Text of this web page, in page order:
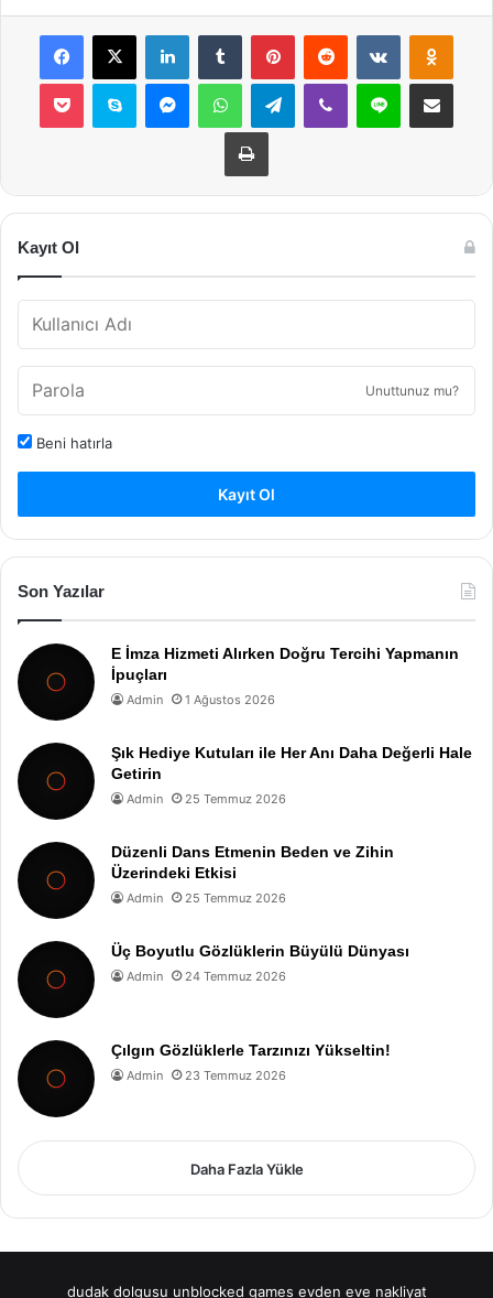
Facebook
X LinkedInTumblr PinterestReddit VKontakte
Pocket Skype MessengerWhatsAppTelegramViber Line E-Posta ile
Yazdır
Kayıt Ol
Unuttunuz mu?
Beni hatırla
Kayıt Ol
Son Yazılar
E İmza Hizmeti Alırken Doğru Tercihi Yapmanın
İpuçları
Admin 1 Ağustos 2026
Şık Hediye Kutuları ile Her Anı Daha Değerli Hale
Getirin
Admin 25 Temmuz 2026
Düzenli Dans Etmenin Beden ve Zihin
Üzerindeki Etkisi
Admin 25 Temmuz 2026
Üç Boyutlu Gözlüklerin Büyülü Dünyası
Admin 24 Temmuz 2026
Çılgın Gözlüklerle Tarzınızı Yükseltin!
Admin 23 Temmuz 2026
Daha Fazla Yükle
dudak dolgusu unblocked games evden eve nakliyat